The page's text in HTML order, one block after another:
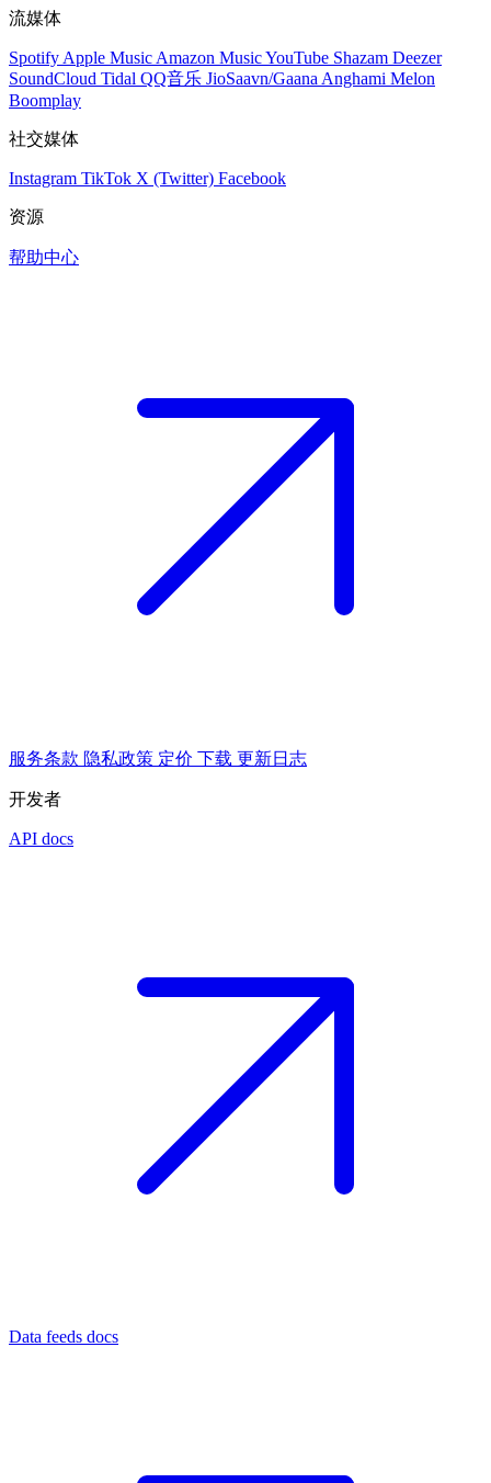
流媒体
Spotify Apple Music Amazon MusicYouTube Shazam Deezer
SoundCloud Tidal QQ音乐 JioSaavn/Gaana Anghami Melon
Boomplay
社交媒体
Instagram TikTok X (Twitter) Facebook
资源
帮助中心
服务条款 隐私政策 定价 下载 更新日志
开发者
API docs
Data feeds docs